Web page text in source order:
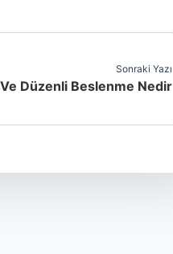
Sonraki Yazı
Ve Düzenli Beslenme Nedir